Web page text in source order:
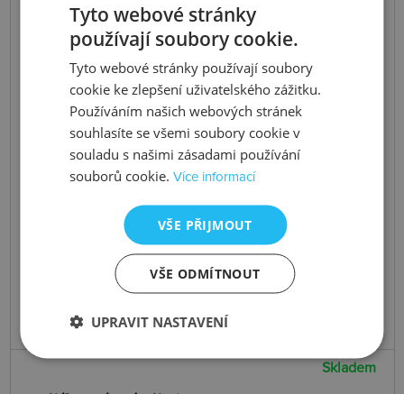
Skladem
Tyto webové stránky
používají soubory cookie.
Tyto webové stránky používají soubory
cookie ke zlepšení uživatelského zážitku.
Používáním našich webových stránek
souhlasíte se všemi soubory cookie v
souladu s našimi zásadami používání
souborů cookie.Více informací
VŠE PŘIJMOUT
VŠE ODMÍTNOUT
UPRAVIT NASTAVENÍ